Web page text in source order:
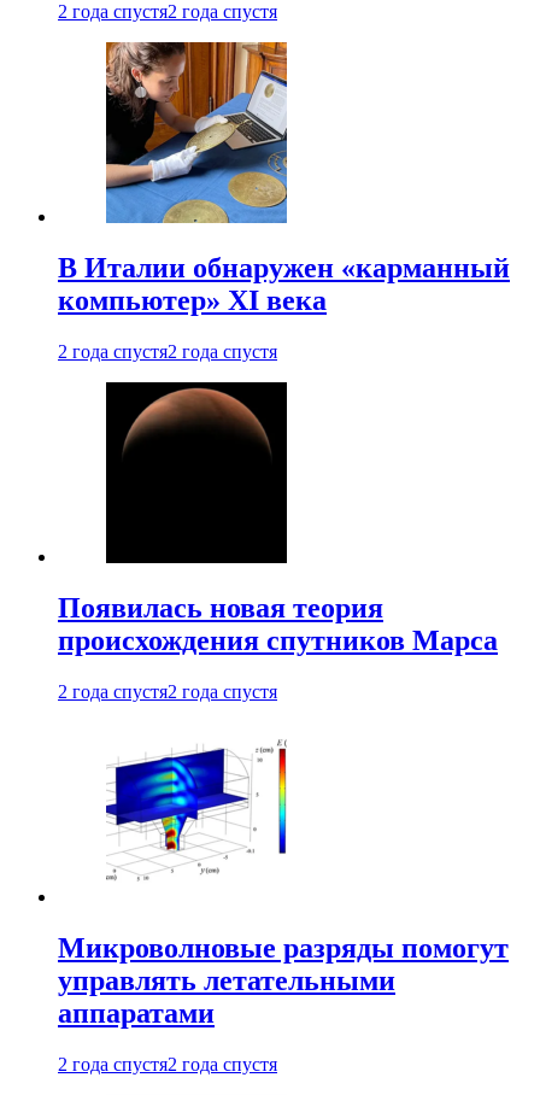
2 года спустя2 года спустя
В Италии обнаружен «карманный
компьютер» XI века
2 года спустя2 года спустя
Появилась новая теория
происхождения спутников Марса
2 года спустя2 года спустя
Микроволновые разряды помогут
управлять летательными
аппаратами
2 года спустя2 года спустя